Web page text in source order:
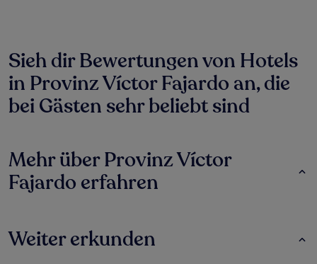
Sieh dir Bewertungen von Hotels
in Provinz Víctor Fajardo an, die
bei Gästen sehr beliebt sind
Mehr über Provinz Víctor
Fajardo erfahren
Weiter erkunden